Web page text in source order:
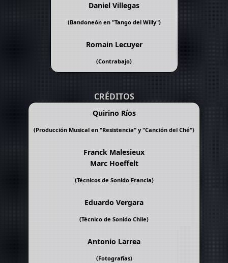
Daniel Villegas
(Bandoneón en "Tango del Willy")
Romain Lecuyer
(Contrabajo)
CRÉDITOS
Quirino Ríos
(Producción Musical en "Resistencia" y "Canción del Ché")
Franck Malesieux
Marc Hoeffelt
(Técnicos de Sonido Francia)
Eduardo Vergara
(Técnico de Sonido Chile)
Antonio Larrea
(Fotografías)